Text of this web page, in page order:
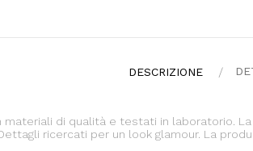
DESCRIZIONE
materiali di qualità e testati in laboratorio.
ricercati per un look glamour. La